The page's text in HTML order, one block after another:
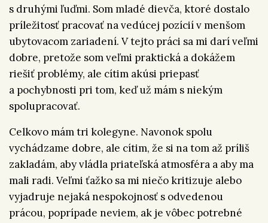
s druhými ľuďmi. Som mladé dievča, ktoré dostalo
príležitosť pracovať na vedúcej pozícií v menšom
ubytovacom zariadení. V tejto práci sa mi darí veľmi
dobre, pretože som veľmi praktická a dokážem
riešiť problémy, ale cítim akúsi priepasť
a pochybnosti pri tom, keď už mám s niekým
spolupracovať.
Celkovo mám tri kolegyne. Navonok spolu
vychádzame dobre, ale cítim, že si na tom až príliš
zakladám, aby vládla priateľská atmosféra a aby ma
mali radi. Veľmi ťažko sa mi niečo kritizuje alebo
vyjadruje nejaká nespokojnosť s odvedenou
prácou, poprípade neviem, ak je vôbec potrebné